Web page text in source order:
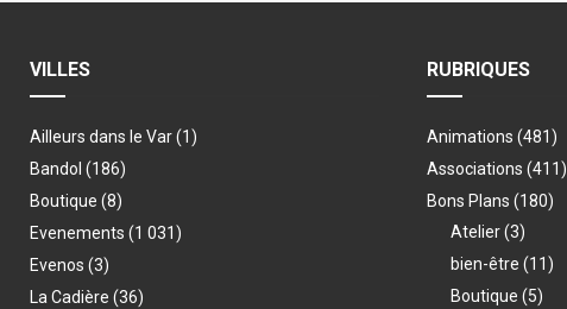
VILLES
Ailleurs dans le Var(1)
Bandol (186)
Boutique (8)
Evenements (1 031)
Evenos (3)
La Cadière (36)
RUBRIQUES
Animations (481)
Associations (411)
Bons Plans (180)
Atelier(3)
bien-être (11)
Boutique (5)